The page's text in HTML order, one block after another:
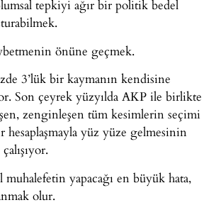
tepkiyi ağır bir politik bedel
önüne geçmek.
3’lük bir kaymanın kendisine
Son çeyrek yüzyılda AKP ile birlikte
zenginleşen tüm kesimlerin seçimi
hesaplaşmayla yüz yüze gelmesinin
muhalefetin yapacağı en büyük hata,
olur.